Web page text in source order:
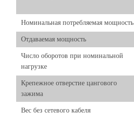
Номинальная потребляемая мощность
Отдаваемая мощность
Число оборотов при номинальной
нагрузке
Крепежное отверстие цангового
зажима
Вес без сетевого кабеля